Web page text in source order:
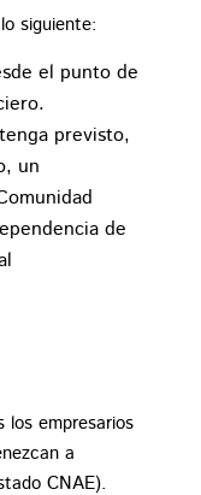
siguiente:
el punto de
previsto,
un
de
los empresarios
a
CNAE).